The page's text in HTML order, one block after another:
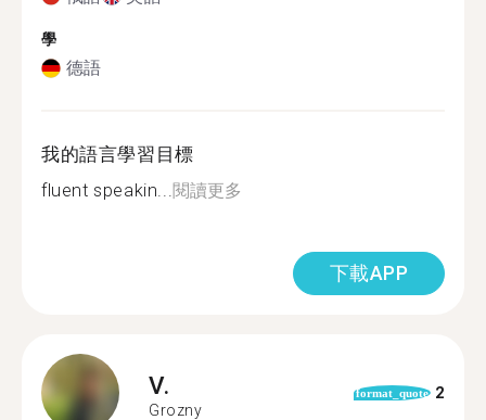
學
德語
我的語言學習目標
fluent speakin...閱讀更多
下載APP
V.
Grozny
format_quote 2